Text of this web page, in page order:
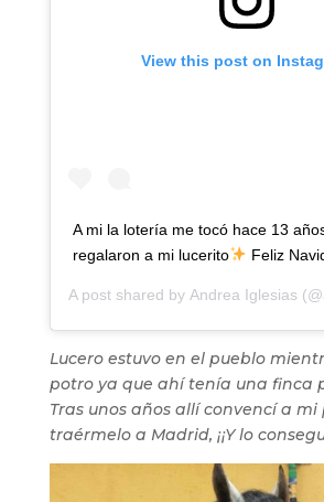
View this post on
A mi la lotería me tocó hace 13
regalaron a mi lucerito
Feliz
A post shared by Andrea Iglesias
Lucero estuvo en el pueblo
potro ya que ahí tenía una finca
Tras unos años allí convencí a
traérmelo a Madrid, ¡¡Y lo